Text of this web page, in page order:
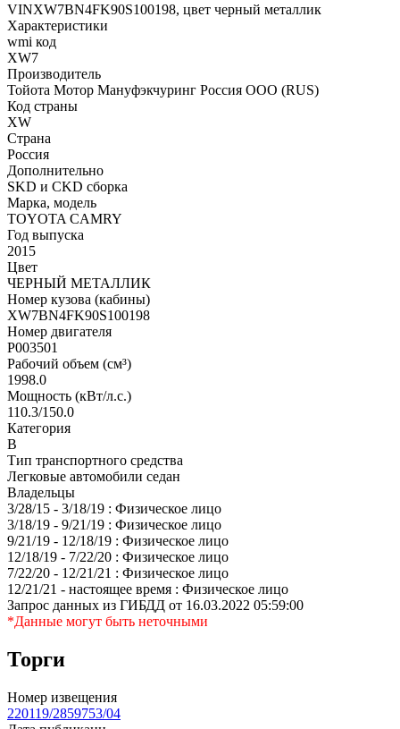
VINXW7BN4FK90S100198, цвет черный металлик
Характеристики
wmi код
XW7
Производитель
Тойота Мотор Мануфэкчуринг Россия ООО (RUS)
Код страны
XW
Страна
Россия
Дополнительно
SKD и CKD сборка
Марка, модель
TOYOTA CAMRY
Год выпуска
2015
Цвет
ЧЕРНЫЙ МЕТАЛЛИК
Номер кузова (кабины)
XW7BN4FK90S100198
Номер двигателя
P003501
Рабочий объем (см³)
1998.0
Мощность (кВт/л.с.)
110.3/150.0
Категория
В
Тип транспортного средства
Легковые автомобили седан
Владельцы
3/28/15 - 3/18/19 : Физическое лицо
3/18/19 - 9/21/19 : Физическое лицо
9/21/19 - 12/18/19 : Физическое лицо
12/18/19 - 7/22/20 : Физическое лицо
7/22/20 - 12/21/21 : Физическое лицо
12/21/21 - настоящее время : Физическое лицо
Запрос данных из ГИБДД от 16.03.2022 05:59:00
*Данные могут быть неточными
Торги
Номер извещения
220119/2859753/04